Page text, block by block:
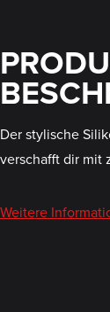
Der stylische
verschafft dir mit
Weitere